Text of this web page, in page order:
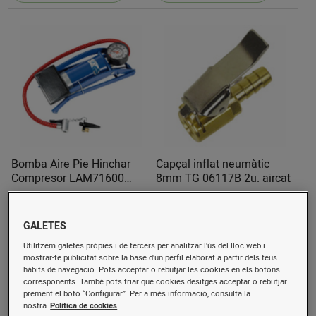
Bomba Aire Pie Hinchar
Compresor LAM71600
Faseba
16,59 €/u.
Comprar
Capçal inflat neumàtic
8mm TG 06117B 2u. aircat
Comprar
GALETES
Utilitzem galetes pròpies i de tercers per analitzar l’ús del lloc web i
mostrar-te publicitat sobre la base d’un perfil elaborat a partir dels teus
hàbits de navegació. Pots acceptar o rebutjar les cookies en els botons
corresponents. També pots triar que cookies desitges acceptar o rebutjar
prement el botó “Configurar”. Per a més informació, consulta la
nostra Política de cookies